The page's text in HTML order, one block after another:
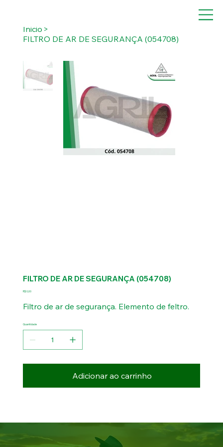
Inicio >
FILTRO DE AR DE SEGURANÇA (054708)
FILTRO DE AR DE SEGURANÇA (054708)
Preço
R$ 0,00
Filtro de ar de segurança. Elemento de feltro.
Quantidade
Adicionar ao carrinho